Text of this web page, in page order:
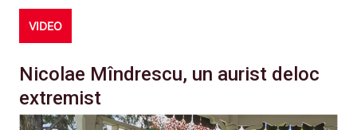
VIDEO
Nicolae Mîndrescu, un aurist deloc
extremist